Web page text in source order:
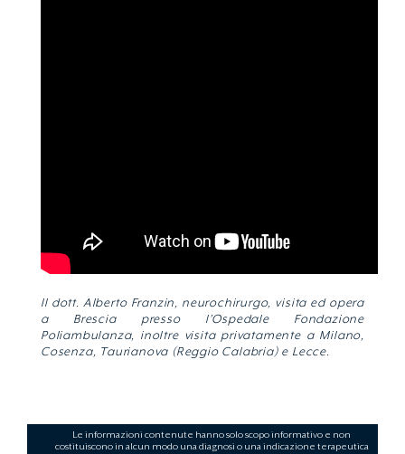
Il dott. Alberto Franzin, neurochirurgo, visita ed opera
a Brescia presso l’Ospedale Fondazione
Poliambulanza, inoltre visita privatamente a Milano,
Cosenza, Taurianova (Reggio Calabria) e Lecce.
Le informazioni contenute hanno solo scopo informativo e non
costituiscono in alcun modo una diagnosi o una indicazione terapeutica